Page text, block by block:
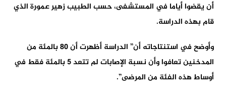
أن يقضوا أياما في المستشفى، حسب الطبيب زهير عمورة الذي
قام بهذه الدراسة.
وأوضح في استنتاجاته أن” الدراسة أظهرت أن 80 بالمئة من
المدخنين تعافوا وأن نسبة الإصابات لم تتعد 5 بالمئة فقط في
أوساط هذه الفئة من المرضى”.